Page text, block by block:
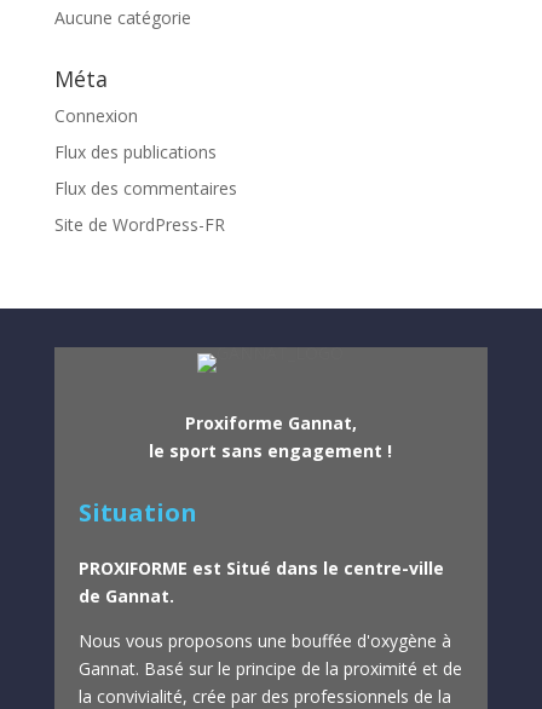
Aucune catégorie
Méta
Connexion
Flux des publications
Flux des commentaires
Site de WordPress-FR
Proxiforme Gannat,
le sport sans engagement !
Situation
PROXIFORME est Situé dans le centre-ville
de Gannat.
Nous vous proposons une bouffée d'oxygène à
Gannat. Basé sur le principe de la proximité et de
la convivialité, crée par des professionnels de la